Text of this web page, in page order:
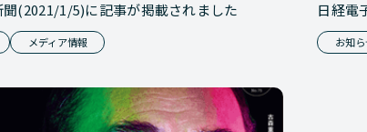
聞(2021/1/5)に記事が掲載されました
メディア情報
日経電
お知